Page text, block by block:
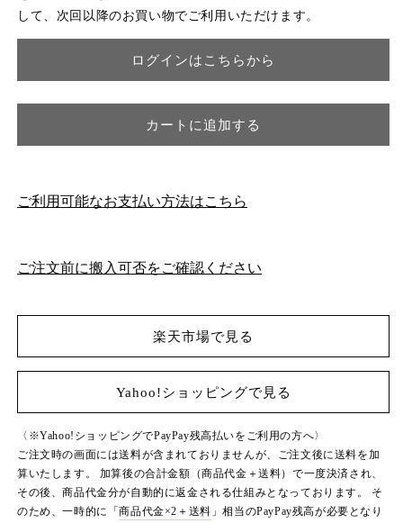
ー
ェ
張
量
減
ら
す
ー
ダ
ェ
張
量
を
増
や
す
して、次回以降のお買い物でご利用いただけます。
ログインはこちらから
カートに追加する
ご利用可能なお支払い方法はこちら
ご注文前に搬入可否をご確認ください
楽天市場で見る
Yahoo!ショッピングで見る
〈※Yahoo!ショッピングでPayPay残高払いをご利用の方へ〉
ご注文時の画面には送料が含まれておりませんが、ご注文後に送料を加
算いたします。 加算後の合計金額（商品代金＋送料）で一度決済され、
その後、商品代金分が自動的に返金される仕組みとなっております。 そ
のため、一時的に「商品代金×2＋送料 」相当のPayPay残高が必要となり